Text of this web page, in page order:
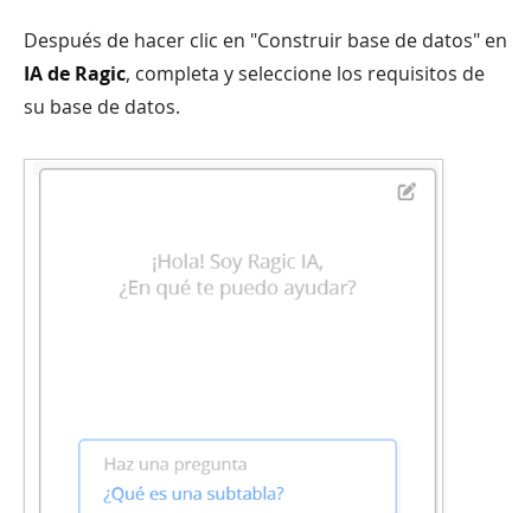
Después de hacer clic en "Construir base de datos" en
IA de Ragic, completa y seleccione los requisitos de
su base de datos.